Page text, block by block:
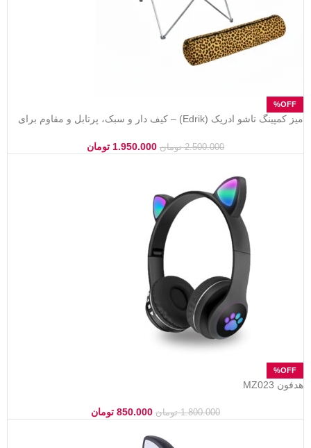
میز کمپینگ تاشو ادریک (Edrik) – کیف دار و سبک، پرتابل و مقاوم برای
2.500.000 تومان 1.950.000 تومان
هدفون MZ023
1.800.000 تومان 850.000 تومان